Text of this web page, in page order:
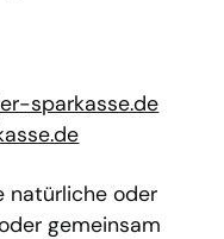
sparkasse.de
natürliche oder
gemeinsam